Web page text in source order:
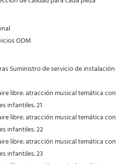
ODM
Suministro de servicio de instalación